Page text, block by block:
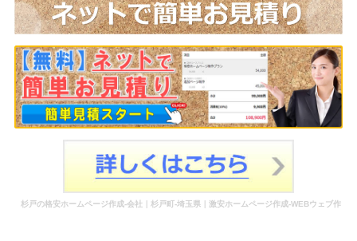
杉戸の格安ホームページ作成-会社｜杉戸町-埼玉県｜激安ホームページ作成-WEBウェブ作